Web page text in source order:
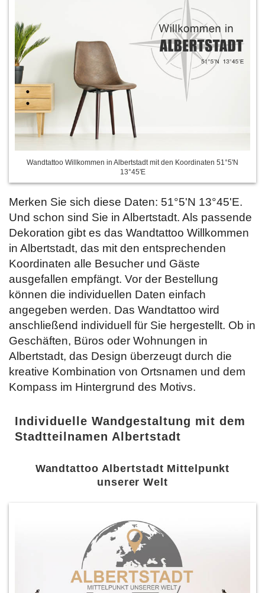
Wandtattoo Willkommen in Albertstadt mit den Koordinaten 51°5'N
13°45'E
Merken Sie sich diese Daten: 51°5'N 13°45'E.
Und schon sind Sie in Albertstadt. Als passende
Dekoration gibt es das Wandtattoo Willkommen
in Albertstadt, das mit den entsprechenden
Koordinaten alle Besucher und Gäste
ausgefallen empfängt. Vor der Bestellung
können die individuellen Daten einfach
angegeben werden. Das Wandtattoo wird
anschließend individuell für Sie hergestellt. Ob in
Geschäften, Büros oder Wohnungen in
Albertstadt, das Design überzeugt durch die
kreative Kombination von Ortsnamen und dem
Kompass im Hintergrund des Motivs.
Individuelle Wandgestaltung mit dem
Stadtteilnamen Albertstadt
Wandtattoo Albertstadt Mittelpunkt
unserer Welt